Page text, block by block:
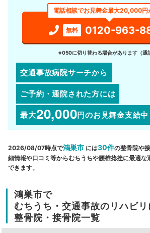
電話相談でお見舞金最大20,000円
無料 0120-963-
※050に切り替わる場合があります（通
交通事故病院サーチから
ご予約・通院された方には
最大20,000円のお見舞金支給中
2026/08/07時点で鴻巣市 には30件の整骨院や
細情報や口コミ等からむちうちや腰椎捻挫に最適な
できます。
鴻巣市で
むちうち・交通事故のリハビ
整骨院・接骨院一覧